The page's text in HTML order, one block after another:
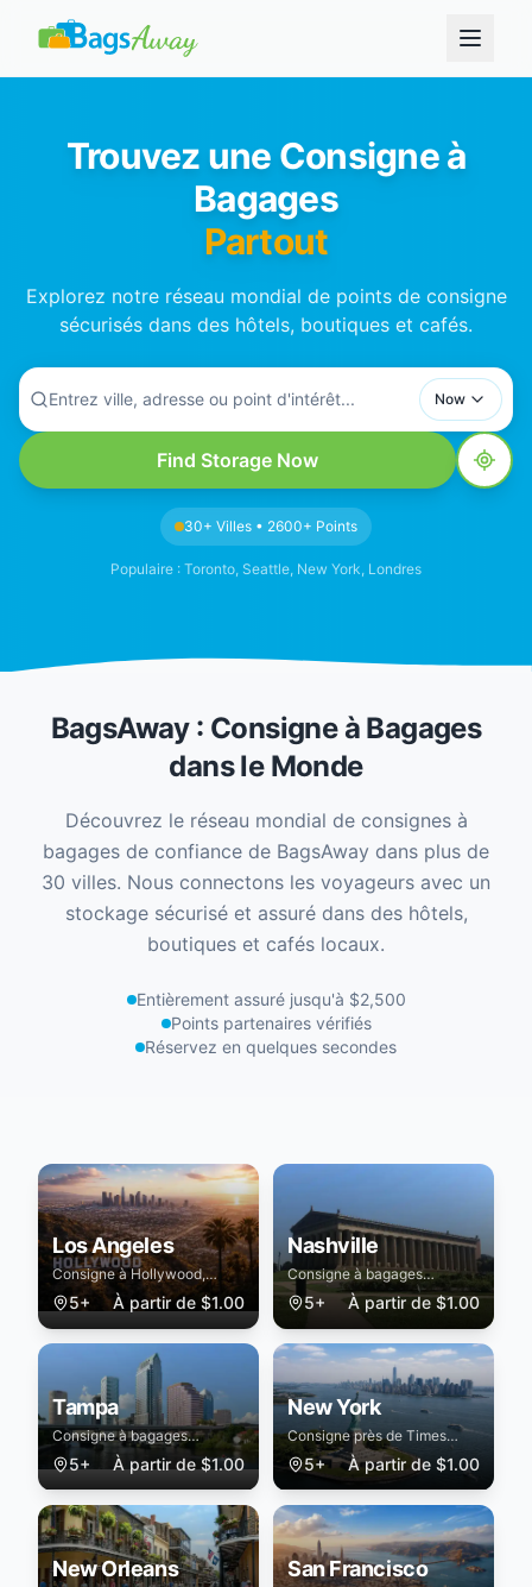
Trouvez une Consigne à
Bagages
Partout
Explorez notre réseau mondial de points de consigne
sécurisés dans des hôtels, boutiques et cafés.
Entrez ville, adresse ou point d'intérêt... Now
Find Storage Now
30+ Villes • 2600+ Points
Populaire : Toronto, Seattle, New York, Londres
BagsAway : Consigne à Bagages
dans le Monde
Découvrez le réseau mondial de consignes à
bagages de confiance de BagsAway dans plus de
30 villes. Nous connectons les voyageurs avec un
stockage sécurisé et assuré dans des hôtels,
boutiques et cafés locaux.
Entièrement assuré jusqu'à $2,500
Points partenaires vérifiés
Réservez en quelques secondes
Los Angeles
Consigne à Hollywood,
Santa Monica et zone LAX
5+ À partir de $1.00
Nashville
Consigne à bagages
sécurisée à Nashville
5+ À partir de $1.00
Tampa
Consigne à bagages
sécurisée à Tampa
5+ À partir de $1.00
New York
Consigne près de Times
Square, Central Park et
Grand Central
5+ À partir de $1.00
New Orleans San Francisco